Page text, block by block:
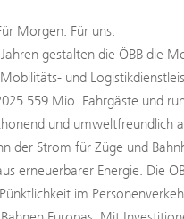
Morgen. Für uns.
gestalten die ÖBB die
und
559 Mio. Fahrgäste und
und umweltfreundlich
der Strom für Züge und
erneuerbarer Energie. Die
im